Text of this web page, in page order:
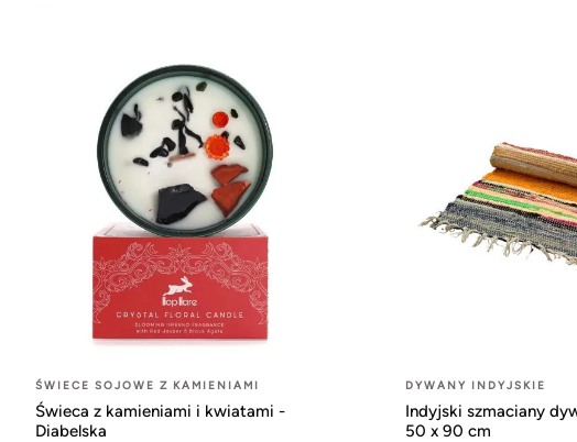
ŚWIECE SOJOWE Z KAMIENIAMI
Świeca z kamieniami i kwiatami -
Diabelska
DYWANY INDYJSKIE
Indyjski szmaciany
50 x 90 cm